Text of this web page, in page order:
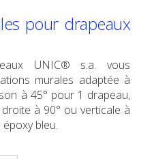
pour drapeaux
UNIC® s.a. vous
murales adaptée à
à 45° pour 1 drapeau,
à 90° ou verticale à
bleu.